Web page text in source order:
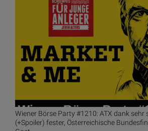
Wiener Börse Party #1210: ATX dank
(+Spoiler) fester, Österreichische